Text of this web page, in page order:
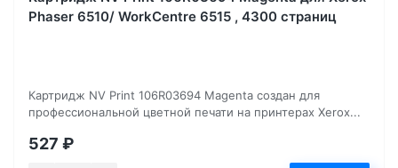
Phaser 6510/ WorkCentre 6515 , 4300 страниц
Картридж NV Print 106R03694 Magenta создан для
профессиональной цветной печати на принтерах Xerox...
527 ₽